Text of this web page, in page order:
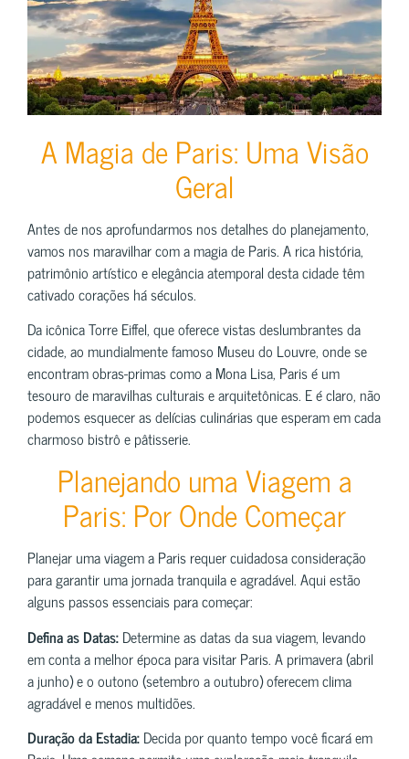
A Magia de Paris: Uma Visão
Geral
Antes de nos aprofundarmos nos detalhes do planejamento,
vamos nos maravilhar com a magia de Paris. A rica história,
patrimônio artístico e elegância atemporal desta cidade têm
cativado corações há séculos.
Da icônica Torre Eiffel, que oferece vistas deslumbrantes da
cidade, ao mundialmente famoso Museu do Louvre, onde se
encontram obras-primas como a Mona Lisa, Paris é um
tesouro de maravilhas culturais e arquitetônicas. E é claro, não
podemos esquecer as delícias culinárias que esperam em cada
charmoso bistrô e pâtisserie.
Planejando uma Viagem a
Paris: Por Onde Começar
Planejar uma viagem a Paris requer cuidadosa consideração
para garantir uma jornada tranquila e agradável. Aqui estão
alguns passos essenciais para começar:
Defina as Datas:Determine as datas da sua viagem, levando
em conta a melhor época para visitar Paris. A primavera (abril
a junho) e o outono (setembro a outubro) oferecem clima
agradável e menos multidões.
Duração da Estadia:Decida por quanto tempo você ficará em